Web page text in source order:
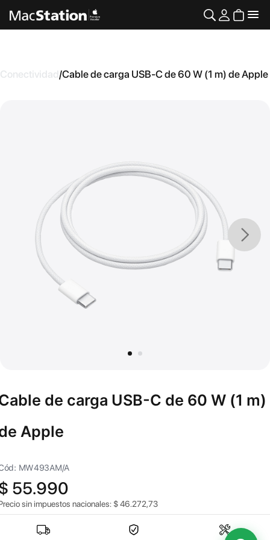
Conectividad/Cable de carga USB-C de 60 W (1 m) de Apple
de carga USB-C de 60 W (1 m)
Apple
MW493AM/A
55.990
sin impuestos nacionales: $46.272,73